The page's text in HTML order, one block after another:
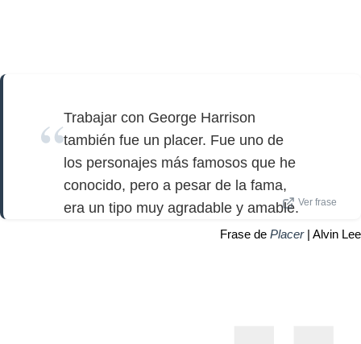
Trabajar con George Harrison
también fue un placer. Fue uno de
los personajes más famosos que he
conocido, pero a pesar de la fama,
era un tipo muy agradable y amable.Ver frase
Frase de Placer| Alvin Lee